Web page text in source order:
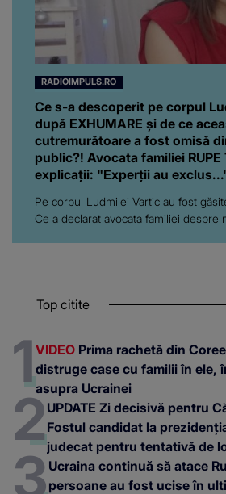
RADIOIMPULS.RO
Ce s-a descoperit pe corpul
după EXHUMARE și de ce
cutremurătoare a fost omisă
public?! Avocata familiei RUPE
explicații: "Experții au
Pe corpul Ludmilei Vartic au fost
Ce a declarat avocata familiei despre
Top citite
VIDEO Prima rachetă din
distruge case cu familii în ele,
asupra Ucrainei
UPDATE Zi decisivă pentru
Fostul candidat la
judecat pentru tentativă de
Ucraina continuă să atace
persoane au fost ucise în